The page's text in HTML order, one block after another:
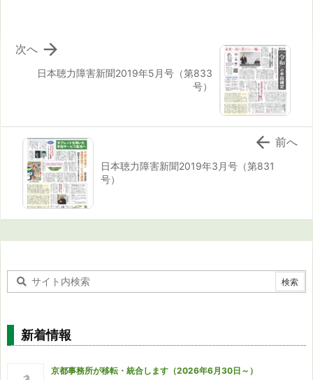
日本聴力障害新聞2019年5月号（第833
号）

次へ
日本聴力障害新聞2019年3月号（第831
号）
 前へ
新着情報
京都事務所が移転・統合します（2026年6月30日～）